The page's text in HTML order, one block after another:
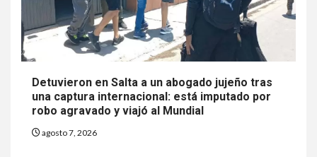
Detuvieron en Salta a un abogado jujeño tras
una captura internacional: está imputado por
robo agravado y viajó al Mundial
agosto 7, 2026